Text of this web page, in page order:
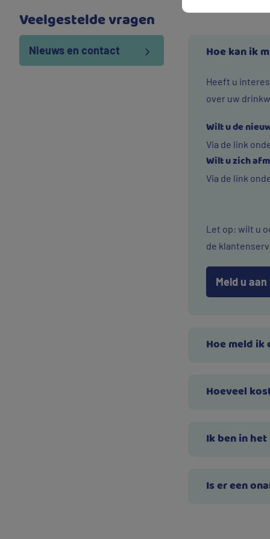
Veelgestelde vragen
Nieuws en contact Hoe kan ik
Heeft u
over uw
Wilt u de
Via de link
Wilt u zich
Via de link
Let op: wilt u
de
Meld u
Hoe meld
Hoeveel
Ik ben in
Is er een